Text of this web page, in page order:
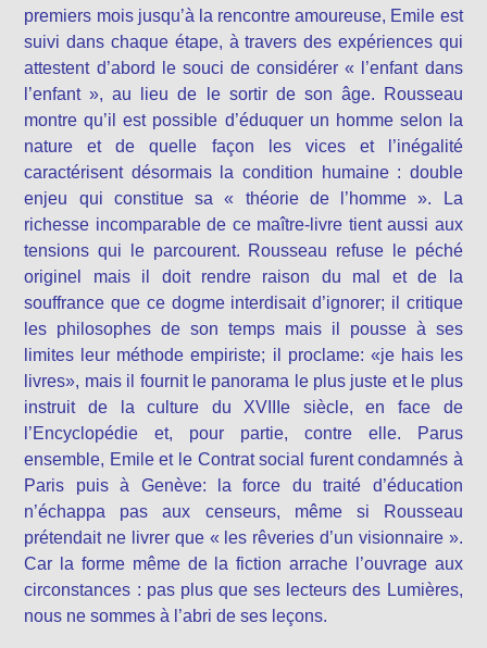
premiers mois jusqu’à la rencontre amoureuse, Emile est
suivi dans chaque étape, à travers des expériences qui
attestent d’abord le souci de considérer « l’enfant dans
l’enfant », au lieu de le sortir de son âge. Rousseau
montre qu’il est possible d’éduquer un homme selon la
nature et de quelle façon les vices et l’inégalité
caractérisent désormais la condition humaine : double
enjeu qui constitue sa « théorie de l’homme ». La
richesse incomparable de ce maître-livre tient aussi aux
tensions qui le parcourent. Rousseau refuse le péché
originel mais il doit rendre raison du mal et de la
souffrance que ce dogme interdisait d’ignorer; il critique
les philosophes de son temps mais il pousse à ses
limites leur méthode empiriste; il proclame: «je hais les
livres», mais il fournit le panorama le plus juste et le plus
instruit de la culture du XVIIIe siècle, en face de
l’Encyclopédie et, pour partie, contre elle. Parus
ensemble, Emile et le Contrat social furent condamnés à
Paris puis à Genève: la force du traité d’éducation
n’échappa pas aux censeurs, même si Rousseau
prétendait ne livrer que « les rêveries d’un visionnaire ».
Car la forme même de la fiction arrache l’ouvrage aux
circonstances : pas plus que ses lecteurs des Lumières,
nous ne sommes à l’abri de ses leçons.